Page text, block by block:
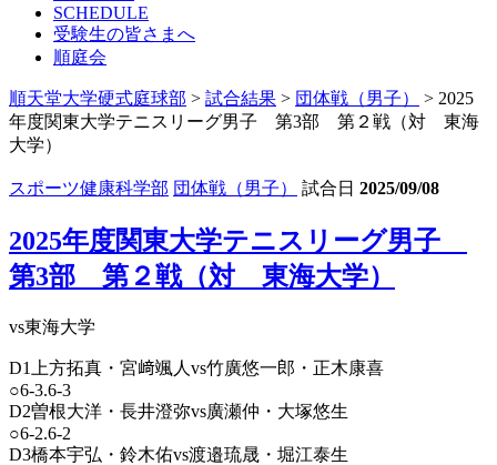
SCHEDULE
受験生の皆さまへ
順庭会
順天堂大学硬式庭球部 > 試合結果 > 団体戦（男子） > 2025
年度関東大学テニスリーグ男子 第3部 第２戦（対 東海
大学）
スポーツ健康科学部 団体戦（男子） 試合日 2025/09/08
2025年度関東大学テニスリーグ男子
第3部 第２戦（対 東海大学）
vs東海大学
D1上方拓真・宮﨑颯人vs竹廣悠一郎・正木康喜
○6-3.6-3
D2曽根大洋・長井澄弥vs廣瀬仲・大塚悠生
○6-2.6-2
D3橋本宇弘・鈴木佑vs渡邉琉晟・堀江泰生